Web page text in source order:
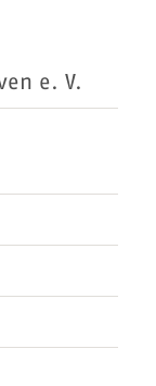
e. V.